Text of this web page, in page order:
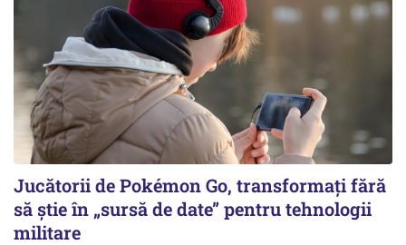
Jucătorii de Pokémon Go, transformați fără
să știe în „sursă de date” pentru tehnologii
militare